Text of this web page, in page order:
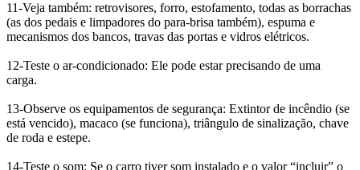
11-Veja também: retrovisores, forro, estofamento, todas as borrachas
(as dos pedais e limpadores do para-brisa também), espuma e
mecanismos dos bancos, travas das portas e vidros elétricos.
12-Teste o ar-condicionado: Ele pode estar precisando de uma
carga.
13-Observe os equipamentos de segurança: Extintor de incêndio (se
está vencido), macaco (se funciona), triângulo de sinalização, chave
de roda e estepe.
14-Teste o som: Se o carro tiver som instalado e o valor “incluir” o